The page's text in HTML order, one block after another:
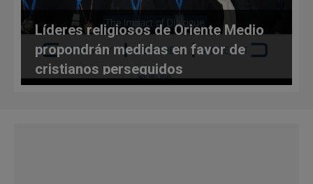
Líderes religiosos de Oriente Medio
propondrán medidas en favor de
cristianos perseguidos